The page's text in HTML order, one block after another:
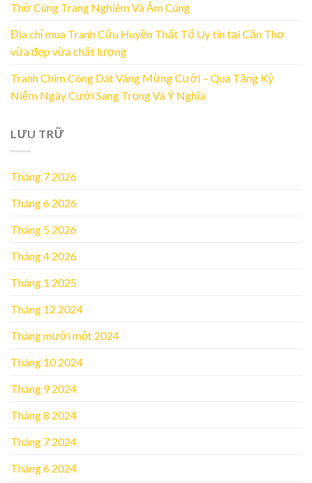
Thờ Cúng Trang Nghiêm Và Ấm Cúng
Địa chỉ mua Tranh Cửu Huyền Thất Tổ Uy tín tại Cần Thơ
vừa đẹp vừa chất lượng
Tranh Chim Công Dát Vàng Mừng Cưới – Quà Tặng Kỷ
Niệm Ngày Cưới Sang Trọng Và Ý Nghĩa
LƯU TRỮ
Tháng 7 2026
Tháng 6 2026
Tháng 5 2026
Tháng 4 2026
Tháng 1 2025
Tháng 12 2024
Tháng mười một 2024
Tháng 10 2024
Tháng 9 2024
Tháng 8 2024
Tháng 7 2024
Tháng 6 2024